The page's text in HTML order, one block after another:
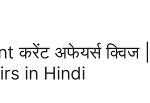
अफेयर्स क्विज |
in Hindi